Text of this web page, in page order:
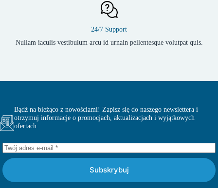
24/7 Support
Nullam iaculis vestibulum arcu id urnain pellentesque volutpat quis.
Bądź na bieżąco z nowościami! Zapisz się do naszego newslettera i
otrzymuj informacje o promocjach, aktualizacjach i wyjątkowych
ofertach.
Subskrybuj